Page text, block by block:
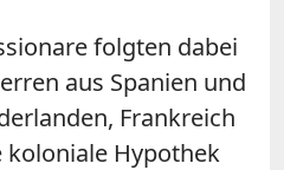
folgten dabei
aus Spanien und
Frankreich
koloniale Hypothek